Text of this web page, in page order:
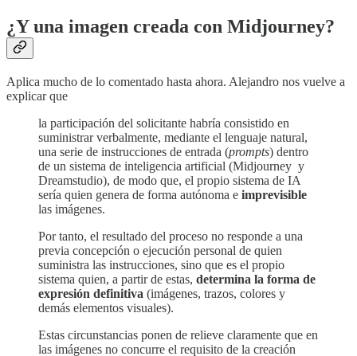
¿Y una imagen creada con Midjourney?
Aplica mucho de lo comentado hasta ahora. Alejandro nos vuelve a
explicar que
la participación del solicitante habría consistido en
suministrar verbalmente, mediante el lenguaje natural,
una serie de instrucciones de entrada (prompts) dentro
de un sistema de inteligencia artificial (Midjourney y
Dreamstudio), de modo que, el propio sistema de IA
sería quien genera de forma autónoma e imprevisible
las imágenes.
Por tanto, el resultado del proceso no responde a una
previa concepción o ejecución personal de quien
suministra las instrucciones, sino que es el propio
sistema quien, a partir de estas, determina la forma de
expresión definitiva (imágenes, trazos, colores y
demás elementos visuales).
Estas circunstancias ponen de relieve claramente que en
las imágenes no concurre el requisito de la creación